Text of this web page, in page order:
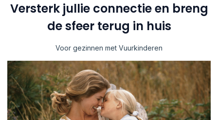
Versterk jullie connectie en breng
de sfeer terug in huis
Voor gezinnen met Vuurkinderen